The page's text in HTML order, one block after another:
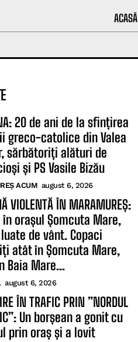
ACASĂ
20 de ani de la sfințirea
greco-catolice din Valea
sărbătoriți alături de
și PS Vasile Bizău
ACUM august 6, 2026
VIOLENTĂ ÎN MARAMUREȘ:
în orașul Șomcuta Mare,
de vânt. Copaci
atât în Șomcuta Mare,
Baia Mare...
august 6, 2026
ÎN TRAFIC PRIN ”NORDUL
Un borșean a gonit cu
prin oraș și a lovit